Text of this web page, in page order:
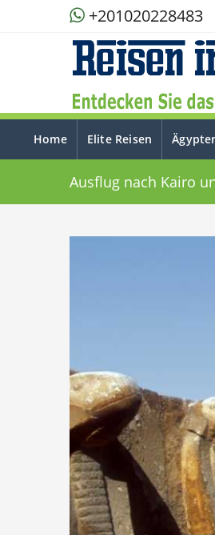
+201020228483
Home Elite Reisen
Ausflug nach Kairo